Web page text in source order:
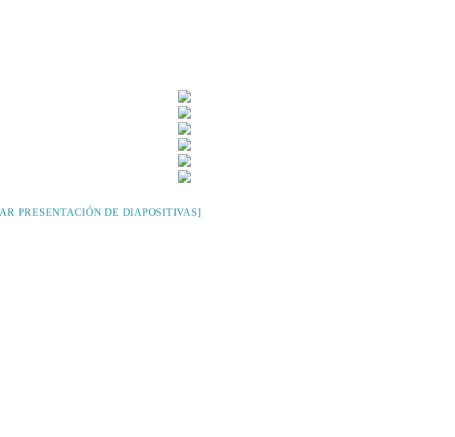
PRESENTACIÓN DE DIAPOSITIVAS]